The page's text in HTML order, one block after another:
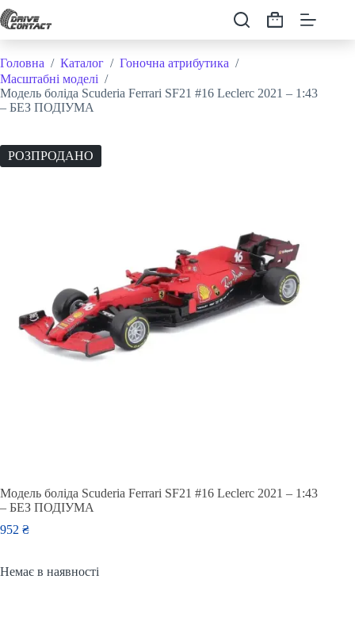
Перейти
до
Кошик
Головна / Каталог / Гоночна атрибутика /
Масштабні моделі /
Модель боліда Scuderia Ferrari SF21 #16 Leclerc 2021 – 1:43
– БЕЗ ПОДІУМА
РОЗПРОДАНО
Модель боліда Scuderia Ferrari SF21 #16 Leclerc 2021 – 1:43
– БЕЗ ПОДІУМА
952 ₴
Немає в наявності